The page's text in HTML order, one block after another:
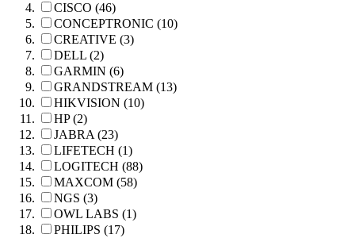
CISCO (46)
CONCEPTRONIC (10)
CREATIVE (3)
DELL (2)
GARMIN (6)
GRANDSTREAM (13)
HIKVISION (10)
HP (2)
JABRA (23)
LIFETECH (1)
LOGITECH (88)
MAXCOM (58)
NGS (3)
OWL LABS (1)
PHILIPS (17)